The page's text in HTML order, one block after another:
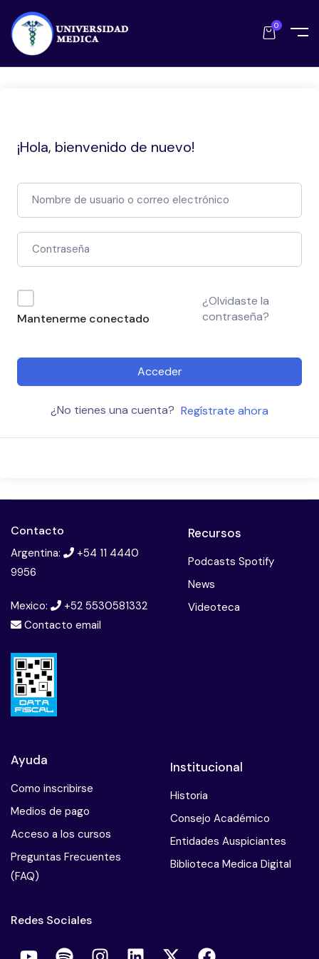
0
¡Hola, bienvenido de nuevo!
Mantenerme conectado
¿Olvidaste la
contraseña?
Acceder
¿No tienes una cuenta? Regístrate ahora
Contacto
Argentina:
+54 11 4440
9956
Mexico:
+52 5530581332
Contacto email
Recursos
Podcasts Spotify
News
Videoteca
Ayuda
Como inscribirse
Medios de pago
Acceso a los cursos
Preguntas Frecuentes
(FAQ)
Institucional
Historia
Consejo Académico
Entidades Auspiciantes
Biblioteca Medica Digital
Redes Sociales